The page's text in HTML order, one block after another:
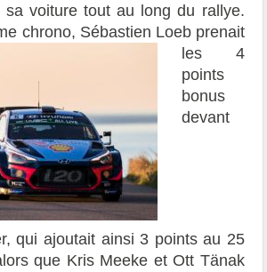
sa voiture tout au long du rallye.
chrono, Sébastien Loeb prenait
les 4
points
bonus
devant
qui ajoutait ainsi 3 points au 25
que Kris Meeke et Ott Tänak